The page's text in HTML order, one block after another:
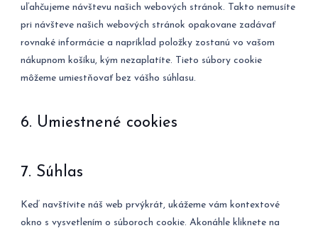
uľahčujeme návštevu našich webových stránok. Takto nemusíte
pri návšteve našich webových stránok opakovane zadávať
rovnaké informácie a napríklad položky zostanú vo vašom
nákupnom košíku, kým nezaplatíte. Tieto súbory cookie
môžeme umiestňovať bez vášho súhlasu.
6. Umiestnené cookies
7. Súhlas
Keď navštívite náš web prvýkrát, ukážeme vám kontextové
okno s vysvetlením o súboroch cookie. Akonáhle kliknete na